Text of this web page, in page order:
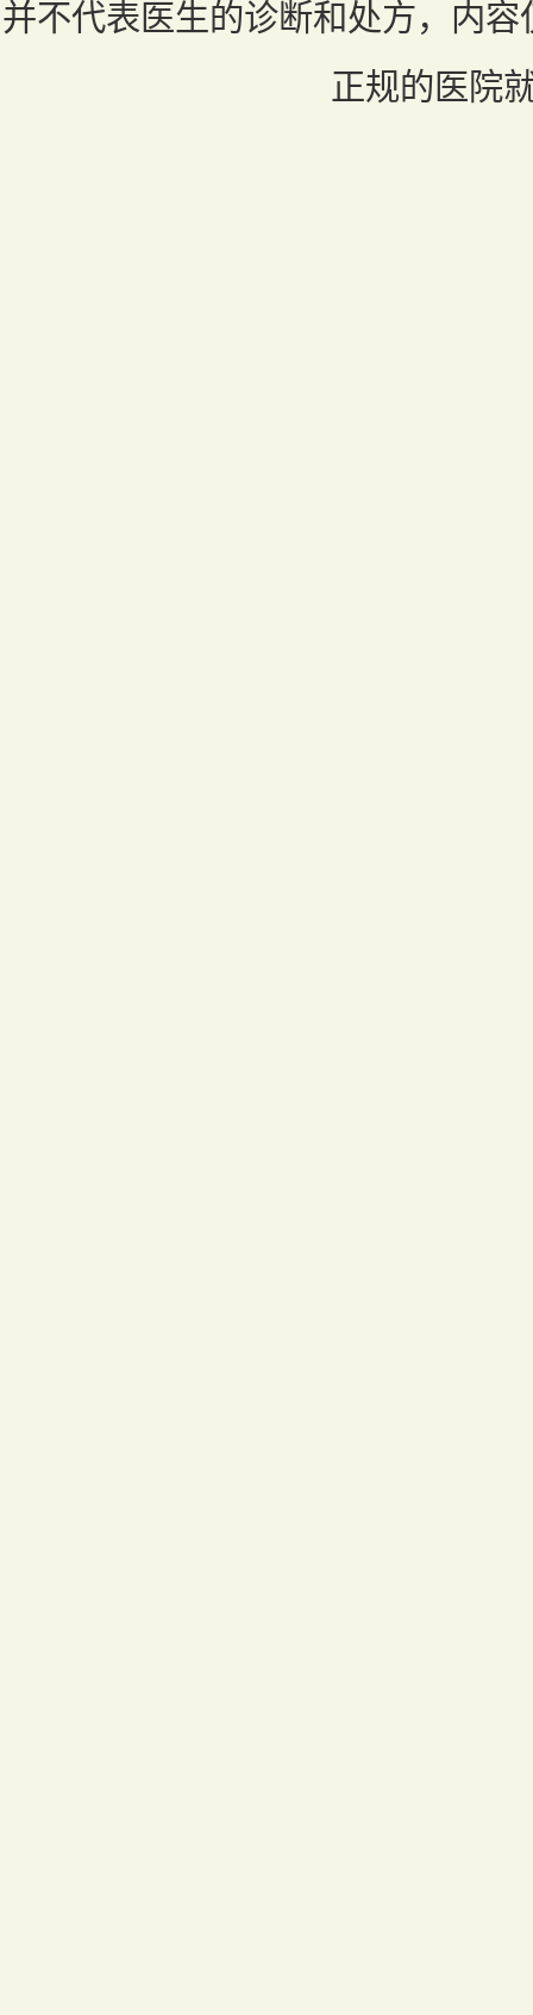
并不代表医生的诊断和处方，内
正规的医院